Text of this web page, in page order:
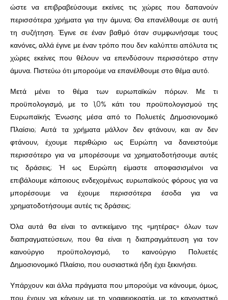
ώστε να επιβραβεύσουμε εκείνες τις χώρες που δαπανούν
περισσότερα χρήματα για την άμυνα; Θα επανέλθουμε σε αυτή
τη συζήτηση. Έγινε σε έναν βαθμό όταν συμφωνήσαμε τους
κανόνες, αλλά έγινε με έναν τρόπο που δεν καλύπτει απόλυτα τις
χώρες εκείνες που θέλουν να επενδύσουν περισσότερο στην
άμυνα. Πιστεύω ότι μπορούμε να επανέλθουμε στο θέμα αυτό.
Μετά μένει το θέμα των ευρωπαϊκών πόρων. Με τι
προϋπολογισμό, με το 1,0% κάτι του προϋπολογισμού της
Ευρωπαϊκής Ένωσης μέσα από το Πολυετές Δημοσιονομικό
Πλαίσιο; Αυτά τα χρήματα μάλλον δεν φτάνουν, και αν δεν
φτάνουν, έχουμε περιθώριο ως Ευρώπη να δανειστούμε
περισσότερο για να μπορέσουμε να χρηματοδοτήσουμε αυτές
τις δράσεις; Ή ως Ευρώπη είμαστε αποφασισμένοι να
επιβάλουμε κάποιους ενδεχομένως ευρωπαϊκούς φόρους για να
μπορέσουμε να έχουμε περισσότερα έσοδα για να
χρηματοδοτήσουμε αυτές τις δράσεις;
Όλα αυτά θα είναι το αντικείμενο της «μητέρας» όλων των
διαπραγματεύσεων, που θα είναι η διαπραγμάτευση για τον
καινούργιο προϋπολογισμό, το καινούργιο Πολυετές
Δημοσιονομικό Πλαίσιο, που ουσιαστικά ήδη έχει ξεκινήσει.
Υπάρχουν και άλλα πράγματα που μπορούμε να κάνουμε, όμως,
που έχουν να κάνουν με τη γραφειοκρατία, με το κανονιστικό